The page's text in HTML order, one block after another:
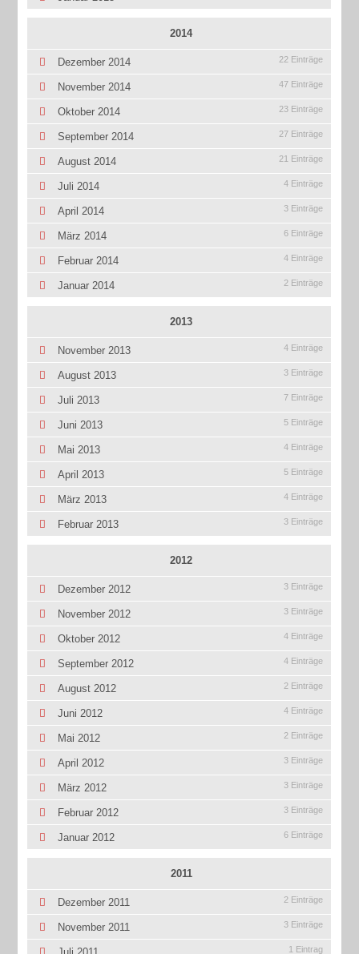
2014
Dezember 2014 22 Einträge
November 2014 47 Einträge
Oktober 2014 23 Einträge
September 2014 27 Einträge
August 2014 21 Einträge
Juli 2014 4 Einträge
April 2014 3 Einträge
März 2014 6 Einträge
Februar 2014 4 Einträge
Januar 2014 2 Einträge
2013
November 2013 4 Einträge
August 2013 3 Einträge
Juli 2013 7 Einträge
Juni 2013 5 Einträge
Mai 2013 4 Einträge
April 2013 5 Einträge
März 2013 4 Einträge
Februar 2013 3 Einträge
2012
Dezember 2012 3 Einträge
November 2012 3 Einträge
Oktober 2012 4 Einträge
September 2012 4 Einträge
August 2012 2 Einträge
Juni 2012 4 Einträge
Mai 2012 2 Einträge
April 2012 3 Einträge
März 2012 3 Einträge
Februar 2012 3 Einträge
Januar 2012 6 Einträge
2011
Dezember 2011 2 Einträge
November 2011 3 Einträge
1 Eintrag